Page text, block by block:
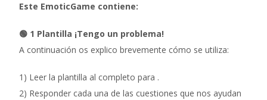
Este EmoticGame contiene:
🟢 1 Plantilla ¡Tengo un problema!
A continuación os explico brevemente cómo se utiliza:
1) Leer la plantilla al completo para .
2) Responder cada una de las cuestiones que nos ayudan